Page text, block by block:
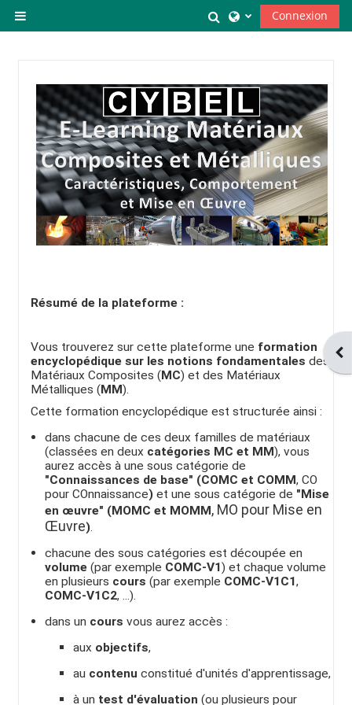
Panneau latéral
Activer/désactiver
Connexion
Résumé de la plateforme :
Vous trouverez sur cette plateforme une formation
encyclopédique sur les notions fondamentales des
Matériaux Composites (MC) et des Matériaux
Métalliques (MM).
Cette formation encyclopédique est structurée ainsi :
dans chacune de ces deux familles de matériaux
(classées en deux catégories MC et MM), vous
aurez accès à une sous catégorie de
"Connaissances de base" (COMC et COMM, CO
pour COnnaissance)et une sous catégorie de "Mise
en œuvre" (MOMC et MOMM, MO pour Mise en
Œuvre).
chacune des sous catégories est découpée en
volume (par exemple COMC-V1) et chaque volume
en plusieurs cours (par exemple COMC-V1C1,
COMC-V1C2, ...).
dans un cours vous aurez accès :
aux objectifs,
au contenuconstituéd'unités d'apprentissage,
à un test d'évaluation (ou plusieurs pour